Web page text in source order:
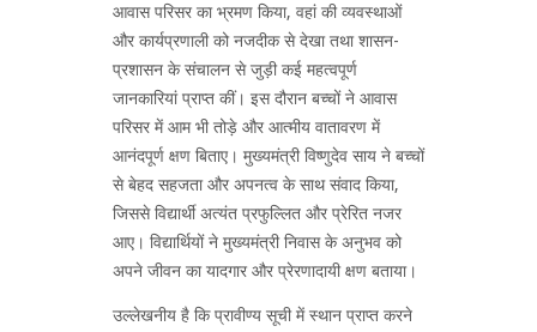
आवास परिसर का भ्रमण किया, वहां की व्यवस्थाओं
और कार्यप्रणाली को नजदीक से देखा तथा शासन-
प्रशासन के संचालन से जुड़ी कई महत्वपूर्ण
जानकारियां प्राप्त कीं। इस दौरान बच्चों ने आवास
परिसर में आम भी तोड़े और आत्मीय वातावरण में
आनंदपूर्ण क्षण बिताए। मुख्यमंत्री विष्णुदेव साय ने बच्चों
से बेहद सहजता और अपनत्व के साथ संवाद किया,
जिससे विद्यार्थी अत्यंत प्रफुल्लित और प्रेरित नजर
आए। विद्यार्थियों ने मुख्यमंत्री निवास के अनुभव को
अपने जीवन का यादगार और प्रेरणादायी क्षण बताया।
उल्लेखनीय है कि प्रावीण्य सूची में स्थान प्राप्त करने